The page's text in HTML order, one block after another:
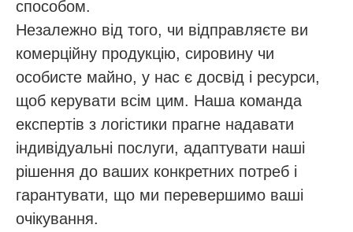
способом.
Незалежно від того, чи відправляєте ви
комерційну продукцію, сировину чи
особисте майно, у нас є досвід і ресурси,
щоб керувати всім цим. Наша команда
експертів з логістики прагне надавати
індивідуальні послуги, адаптувати наші
рішення до ваших конкретних потреб і
гарантувати, що ми перевершимо ваші
очікування.